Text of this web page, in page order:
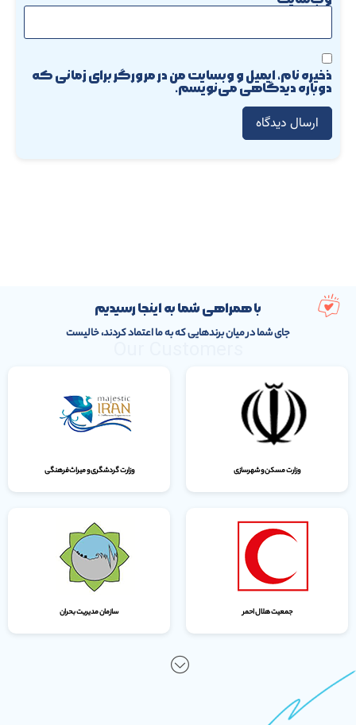
ذخیره نام، ایمیل و وبسایت من در مرورگر برای زمانی که
دوباره دیدگاهی می‌نویسم.
با همراهی شما به اینجا رسیدیم
جای شما در میان برندهایی که به ما اعتماد کردند، خالیست
وزارت مسکن و شهرسازی وزارت گردشگری و میراث‌فرهنگی
جمعیت هلال احمر سازمان مدیریت بحران